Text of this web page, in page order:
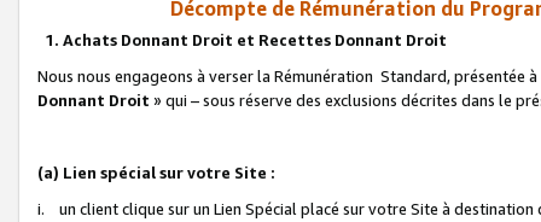
Décompte de Rémunération du
1. Achats Donnant Droit et Recettes Donnant Droit
Nous nous engageons à verser la Rémunération Standard, présentée
Donnant Droit » qui – sous réserve des exclusions décrites dans le
(a) Lien spécial sur votre Site :
i. un client clique sur un Lien Spécial placé sur votre Site à destination